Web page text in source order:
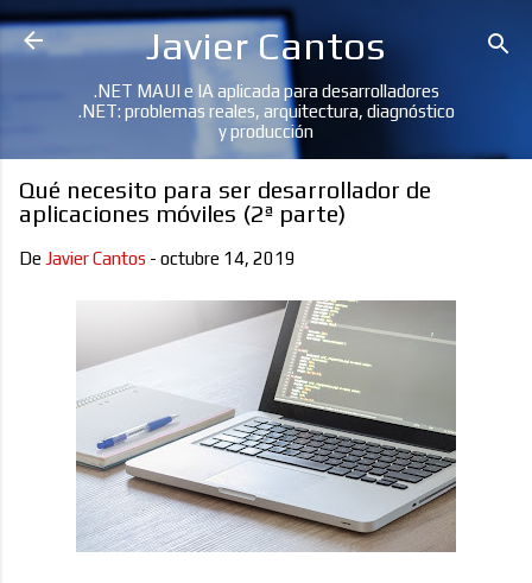
Ir al contenido principal
Javier Cantos
.NET MAUI e IA aplicada para desarrolladores
.NET: problemas reales, arquitectura, diagnóstico
y producción
Qué necesito para ser desarrollador de
aplicaciones móviles (2ª parte)
De Javier Cantos - octubre 14, 2019